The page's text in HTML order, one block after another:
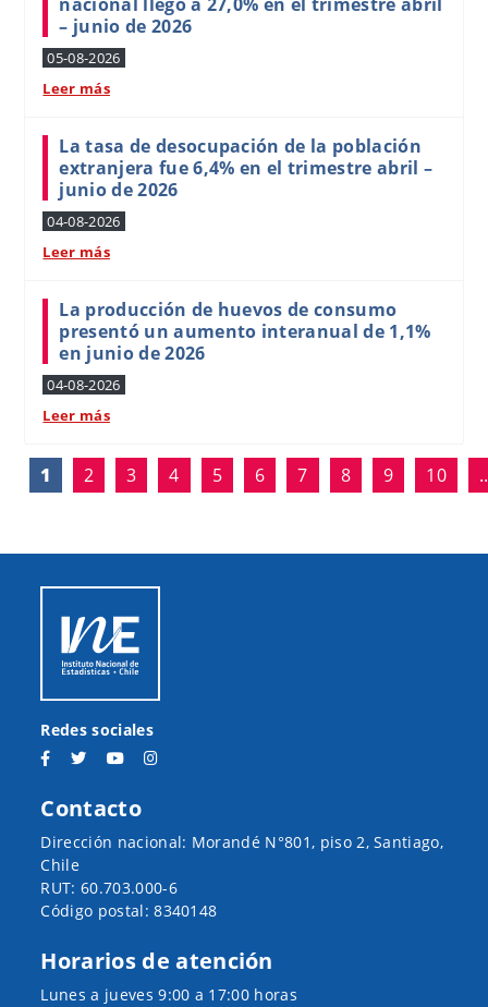
– junio de 2026
05-08-2026
Leer más
La tasa de desocupación de la población
extranjera fue 6,4% en el trimestre abril –
junio de 2026
04-08-2026
Leer más
La producción de huevos de consumo
presentó un aumento interanual de 1,1%
en junio de 2026
04-08-2026
Leer más
1 2 3 4 5 6 7 8 9 10
Redes sociales
Contacto
Dirección nacional: Morandé N°801, piso 2, Santiago,
Chile
RUT: 60.703.000-6
Código postal: 8340148
Horarios de atención
Lunes a jueves 9:00 a 17:00 horas